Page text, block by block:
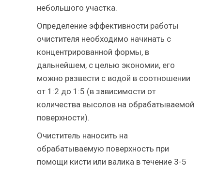
небольшого участка.
Определение эффективности работы
очистителя необходимо начинать с
концентрированной формы, в
дальнейшем, с целью экономии, его
можно развести с водой в соотношении
от 1:2 до 1:5 (в зависимости от
количества высолов на обрабатываемой
поверхности).
Очиститель наносить на
обрабатываемую поверхность при
помощи кисти или валика в течение 3-5